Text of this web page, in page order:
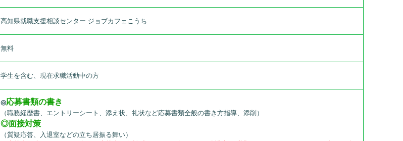
高知県就職支援相談センター ジョブカフェこうち
無料
学生を含む、現在求職活動中の方
◎応募書類の書き
（職務経歴書、エントリーシート、添え状、礼状など応募書類全般の書き方指導、添削）
◎面接対策
（質疑応答、入退室などの立ち居振る舞い）